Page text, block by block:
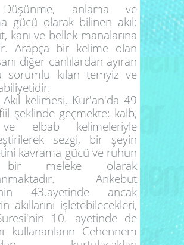
Düşünme, anlama ve
gücü olarak bilinen akıl;
kanı ve bellek manalarına
Arapça bir kelime olan
diğer canlılardan ayıran
sorumlu kılan temyiz ve
Akıl kelimesi, Kur'an'da 49
şeklinde geçmekte; kalb,
elbab kelimeleriyle
sezgi, bir şeyin
kavrama gücü ve ruhun
meleke olarak
Ankebut
43.ayetinde ancak
akıllarını işletebilecekleri,
10. ayetinde de
kullananların Cehennem